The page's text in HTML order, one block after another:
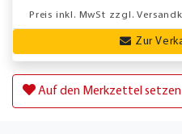
Preis inkl. MwSt zzgl.
Zur
Auf den Merkzettel setzen